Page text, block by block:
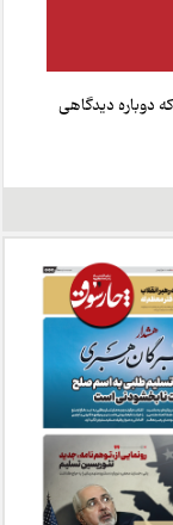
دوباره دیدگاهی